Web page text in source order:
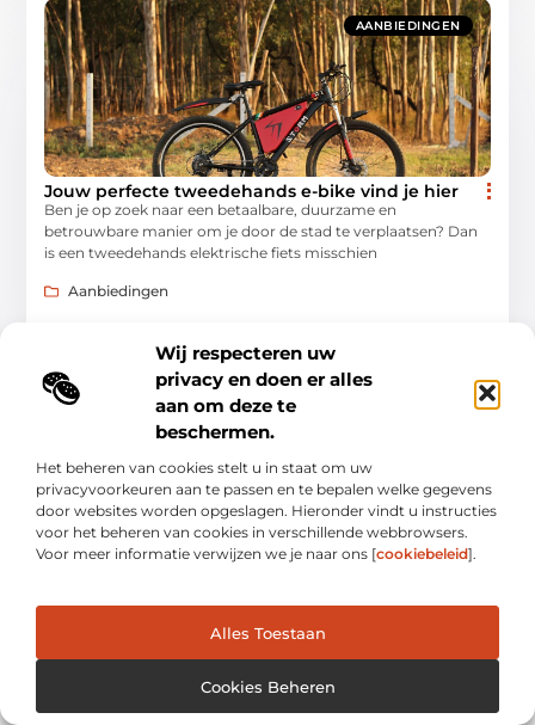
Wij respecteren uw
privacy en doen er alles
aan om deze te
beschermen.
Het beheren van cookies stelt u in staat om uw
privacyvoorkeuren aan te passen en te bepalen welke gegevens
door websites worden opgeslagen. Hieronder vindt u instructies
voor het beheren van cookies in verschillende webbrowsers.
Voor meer informatie verwijzen we je naar ons [cookiebeleid].
Alles Toestaan
Cookies Beheren
AANBIEDINGEN
Jouw perfecte tweedehands e-bike vind je hier
Ben je op zoek naar een betaalbare, duurzame en
betrouwbare manier om je door de stad te verplaatsen? Dan
is een tweedehands elektrische fiets misschien
Aanbiedingen
Stijlvolle zonnebrillen met leesgedeelte van
gerecycled materiaal
In de wereld van mode en functionaliteit groeit de vraag naar
producten die zowel stijlvol, praktisch als duurzaam zijn.
Babsee.com speelt perfect in op